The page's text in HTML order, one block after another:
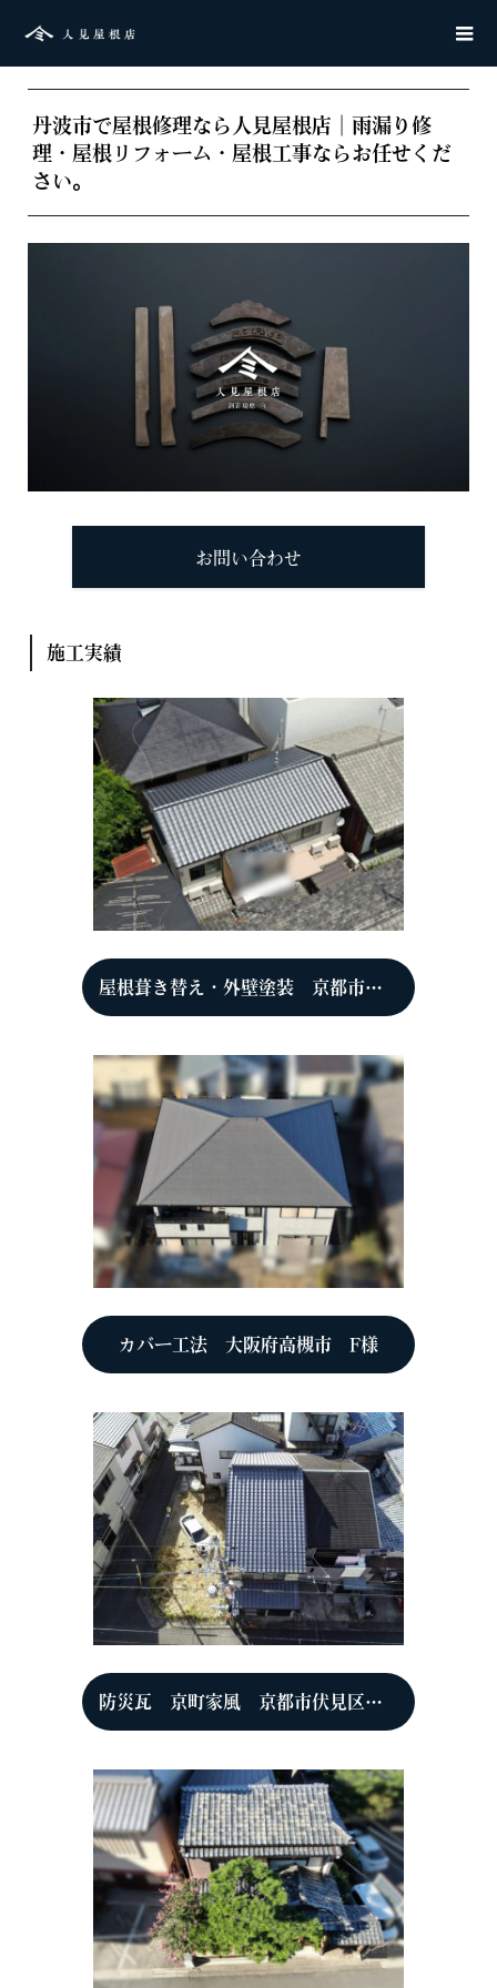
丹波市で屋根修理なら人見屋根店｜雨漏り修
理・屋根リフォーム・屋根工事ならお任せくだ
さい。
お問い合わせ
施工実績
屋根葺き替え・外壁塗装 京都市左京区下鴨 H様
カバー工法 大阪府高槻市 F様
防災瓦 京町家風 京都市伏見区 T様